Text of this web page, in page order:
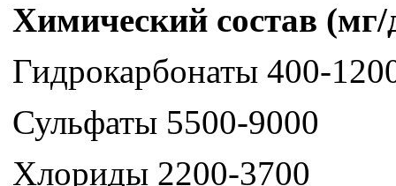
Химический состав (мг/
Гидрокарбонаты 400-
Сульфаты 5500-9000
Хлориды 2200-3700